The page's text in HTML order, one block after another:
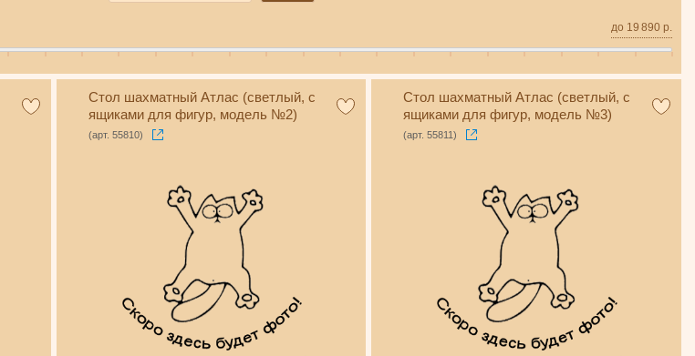
до 19 890 р.
Стол шахматный Атлас (светлый, с
ящиками для фигур, модель №2)
(арт. 55810)
Стол шахматный Атлас (светлый, с
ящиками для фигур, модель №3)
(арт. 55811)